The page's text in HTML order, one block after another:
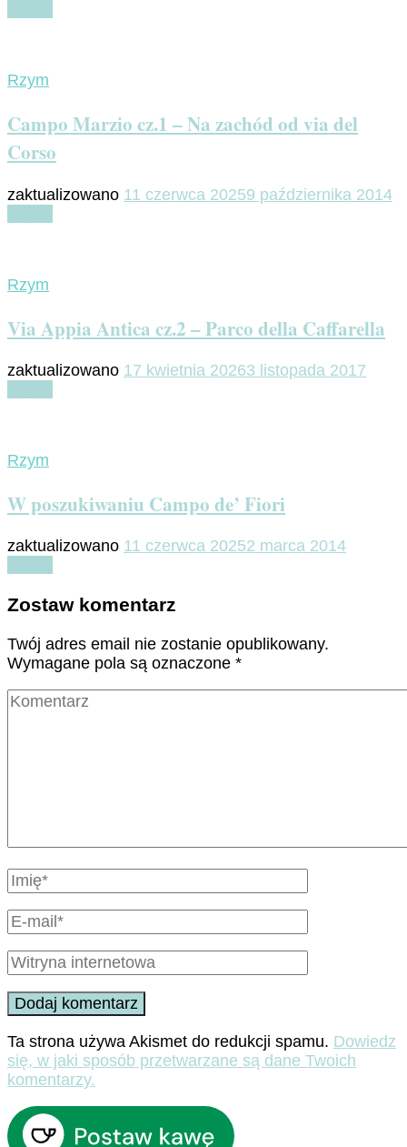
Rzym
Campo Marzio cz.1 – Na zachód od via del
Corso
zaktualizowano 11 czerwca 20259 października 2014
Rzym
Via Appia Antica cz.2 – Parco della Caffarella
zaktualizowano 17 kwietnia 20263 listopada 2017
Rzym
W poszukiwaniu Campo de’ Fiori
zaktualizowano 11 czerwca 20252 marca 2014
Zostaw komentarz
Twój adres email nie zostanie opublikowany.
Wymagane pola są oznaczone *
Ta strona używa Akismet do redukcji spamu. Dowiedz
się, w jaki sposób przetwarzane są dane Twoich
komentarzy.